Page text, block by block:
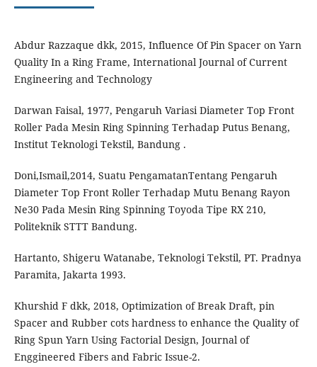
Abdur Razzaque dkk, 2015, Influence Of Pin Spacer on Yarn
Quality In a Ring Frame, International Journal of Current
Engineering and Technology
Darwan Faisal, 1977, Pengaruh Variasi Diameter Top Front
Roller Pada Mesin Ring Spinning Terhadap Putus Benang,
Institut Teknologi Tekstil, Bandung .
Doni,Ismail,2014, Suatu PengamatanTentang Pengaruh
Diameter Top Front Roller Terhadap Mutu Benang Rayon
Ne30 Pada Mesin Ring Spinning Toyoda Tipe RX 210,
Politeknik STTT Bandung.
Hartanto, Shigeru Watanabe, Teknologi Tekstil, PT. Pradnya
Paramita, Jakarta 1993.
Khurshid F dkk, 2018, Optimization of Break Draft, pin
Spacer and Rubber cots hardness to enhance the Quality of
Ring Spun Yarn Using Factorial Design, Journal of
Enggineered Fibers and Fabric Issue-2.